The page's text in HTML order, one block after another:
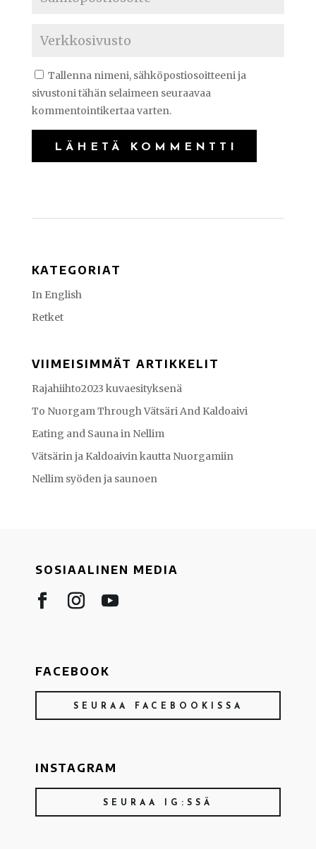
Tallenna nimeni, sähköpostiosoitteeni ja
sivustoni tähän selaimeen seuraavaa
kommentointikertaa varten.
KATEGORIAT
In English
Retket
VIIMEISIMMÄT ARTIKKELIT
Rajahiihto2023 kuvaesityksenä
To Nuorgam Through Vätsäri And Kaldoaivi
Eating and Sauna in Nellim
Vätsärin ja Kaldoaivin kautta Nuorgamiin
Nellim syöden ja saunoen
SOSIAALINEN MEDIA
FACEBOOK
SEURAA FACEBOOKISSA
INSTAGRAM
SEURAA IG:SSÄ